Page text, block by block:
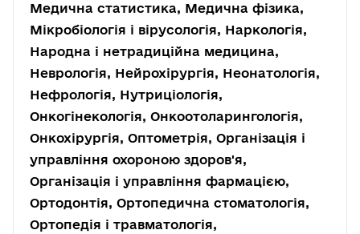
Медична статистика, Медична фізика,
Мікробіологія і вірусологія, Наркологія,
Народна і нетрадиційна медицина,
Неврологія, Нейрохірургія, Неонатологія,
Нефрологія, Нутриціологія,
Онкогінекологія, Онкоотоларингологія,
Онкохірургія, Оптометрія, Організація і
управління охороною здоров'я,
Організація і управління фармацією,
Ортодонтія, Ортопедична стоматологія,
Ортопедія і травматологія,